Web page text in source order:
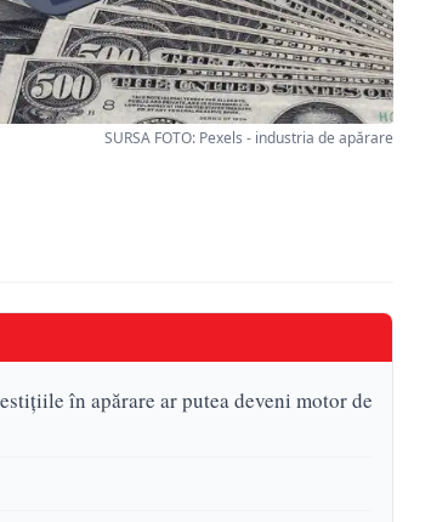
SURSA FOTO: Pexels - industria de apărare
în apărare ar putea deveni motor de